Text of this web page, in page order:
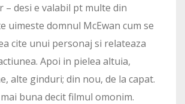
– desi e valabil pt multe din
uimeste domnul McEwan cum se
cite unui personaj si relateaza
Apoi in pielea altuia,
alte ginduri; din nou, de la capat.
buna decit filmul omonim.